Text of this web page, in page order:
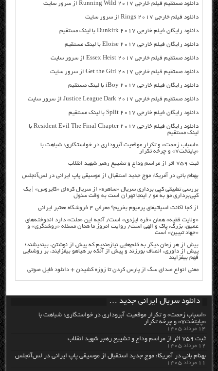
دانلود مستقیم فیلم خارجی Running Wild 2017 از سرور سایت
دانلود فیلم خارجی Rings 2017 از سرور سایت
دانلود رایگان فیلم خارجی Dunkirk 2017 با لینک مستقیم
دانلود رایگان فیلم خارجی Eloise 2017 با لینک مستقیم
دانلود مستقیم فیلم خارجی Essex Heist 2017 از سرور سایت
دانلود مستقیم فیلم خارجی Get the Girl 2017 از سرور سایت
دانلود رایگان فیلم خارجی iBoy 2017 با لینک مستقیم
دانلود مستقیم فیلم خارجی Justice League Dark 2017 از سرور سایت
دانلود رایگان فیلم خارجی Split 2017 با لینک مستقیم
دانلود رایگان فیلم خارجی Resident Evil The Final Chapter 2017 با
لینک مستقیم
«اسباب زحمت» و تکرار موقعیت آبروداری در خواستگاری؛ شباهت با
«پایتخت۷» و چرخه تکرار
ثبت ۷۵۹ اثر از مراسم وداع و تشییع رهبر شهید انقلاب
بهنام بانی در آمریکا: موج جدید استقبال از موسیقی پاپ ایرانی در لس‌آنجلس
بررسی تطبیقی کپی برداری سریال «ساهره» از سریال کره‌ای «کایروس» | یک
کپی‌برداری مو به مو / اینجا تهران است به وقت سئول
از کجا اکانت اسپاتیفای پرمیوم بخریم؟ معرفی ۴ فروشگاه معتبر ایرانی
«ولایت فقیه» همان «فره ایزدی» است/ آنچه این «ملت» دارد اندوخته‌های
عمیق، بزرگ، پاک و الهی است/ روایت امروز ما همان مسئله «روشنگری» و
«جهاد تبیین» است
بیش از هر زمان دیگر به قلم‌هایی نیازمندیم که پیش از نوشتن، بیندیشند؛
پیش از داوری، انصاف بورزند و پیش از آنکه بر هیاهو بیفزایند، بر روشنایی
فهم بیفزایند
معنی انواع صدای سگ از پارس کردن تا زوزه کشیدن + دانلود فایل صوتی
دانلود سریال ایرانی جدید …
«اسباب زحمت» و تکرار موقعیت آبروداری در خواستگاری؛ شباهت با
«پایتخت۷» و چرخه تکرار
۱۴ مرداد ۱۴۰۵
ثبت ۷۵۹ اثر از مراسم وداع و تشییع رهبر شهید انقلاب
۱۲ مرداد ۱۴۰۵
بهنام بانی در آمریکا: موج جدید استقبال از موسیقی پاپ ایرانی در لس‌آنجلس
۱۱ مرداد ۱۴۰۵